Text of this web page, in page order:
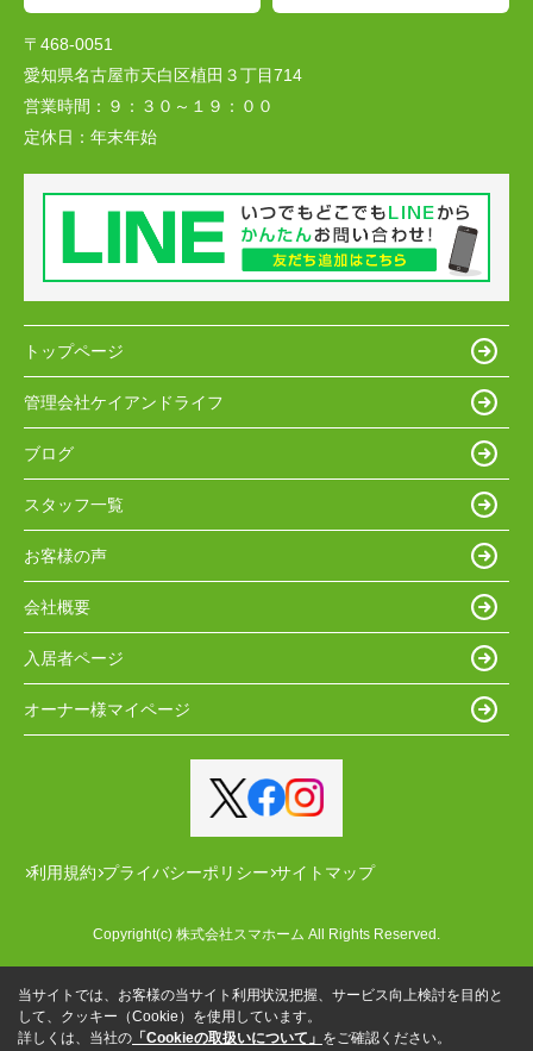
〒468-0051
愛知県名古屋市天白区植田３丁目714
営業時間： ９：３０～１９：００
定休日： 年末年始
トップページ
管理会社ケイアンドライフ
ブログ
スタッフ一覧
お客様の声
会社概要
入居者ページ
オーナー様マイページ
利用規約 プライバシーポリシー サイトマップ
Copyright(c) 株式会社スマホーム All Rights Reserved.
当サイトでは、お客様の当サイト利用状況把握、サービス向上検討を目的と
して、クッキー（Cookie）を使用しています。
詳しくは、当社の 「Cookieの取扱いについて」 をご確認ください。